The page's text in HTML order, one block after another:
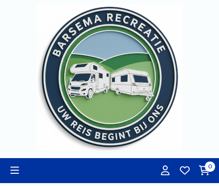
Cookievoorkeuren zijn momenteel gesloten.
0